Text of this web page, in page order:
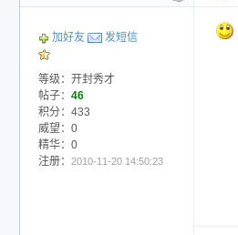
加好友 发短信
等级：开封秀才
帖子： 46
积分：433
威望：0
精华：0
注册：
2010-11-20 14:50:23